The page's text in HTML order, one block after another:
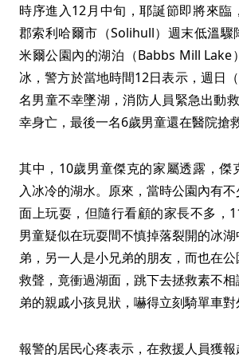
時序進入12月中旬，耶誕節即將來臨
郡索利哈爾市（Solihull）週末低溫驟
米爾公園內的湖泊（Babbs Mill Lake
冰，警方於當地時間12日表示，週日
名男童不幸墜湖，消防人員緊急出動
幸身亡，最後一名6歲男童還在醫院搶救
其中，10歲男童傑克的家屬透露，傑
入冰冷的湖水。原來，當時公園內有
面上玩耍，但隨行看顧的家長不多，
男童疑似在玩耍間不慎掉落裂開的冰
弟，另一人是小兄弟的朋友，而也在
救聲，竟衝過湖面，跳下去拯救素不
弟的親戚小孩見狀，嚇得立刻騎單車對
報警的居民心疼表示，在救援人員獲